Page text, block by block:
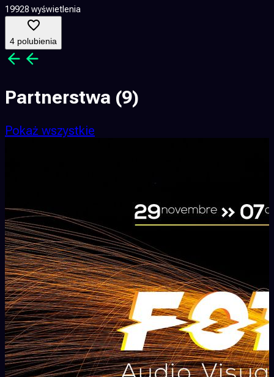
19928 wyświetlenia
4 polubienia
Partnerstwa (9)
Pokaż wszystkie